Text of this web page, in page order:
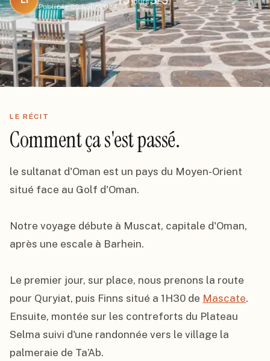
Publié le 26 août 2024
LE RÉCIT
Comment ça s'est passé.
le sultanat d'Oman est un pays du Moyen-Orient
situé face au Golf d'Oman.
Notre voyage débute à Muscat, capitale d'Oman,
après une escale à Barhein.
Le premier jour, sur place, nous prenons la route
pour Quryiat, puis Finns situé a 1H30 de Mascate.
Ensuite, montée sur les contreforts du Plateau
Selma suivi d'une randonnée vers le village la
palmeraie de Ta’Ab.